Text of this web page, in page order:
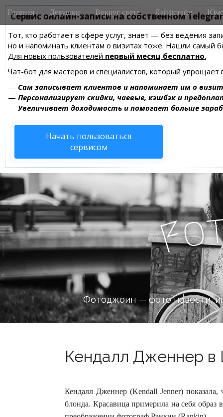
Сервис онлайн-записи на собственном
Тот, кто работает в сфере услуг, знает — без ведения
но и напоминать клиентам о визитах тоже. Нашли самый
Для новых пользователей первый месяц бесплатно.
Чат-бот для мастеров и специалистов, который упрощает
— Сам записывает клиентов и напоминает им о
— Персонализирует скидки, чаевые, кэшбэк и
— Увеличивает доходимость и помогает больше
Начать пользоваться
сервисом
M
a
n
m
e
n
u
i
Главная Девушки Вокруг света Лайфстайл
Fo
Фотоджоин — фото новости,
Кендалл Дженнер в
Кендалл Дженнер (Kendall Jenner)
блонда. Красавица примерила на себя